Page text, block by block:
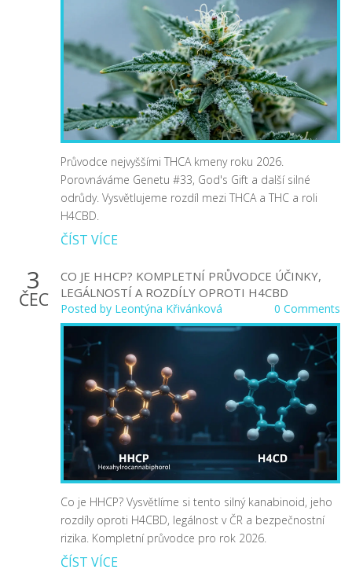
Průvodce nejvyššími THCA kmeny roku 2026.
Porovnáváme Genetu #33, God's Gift a další silné
odrůdy. Vysvětlujeme rozdíl mezi THCA a THC a roli
H4CBD.
ČÍST VÍCE
3
ČEC
CO JE HHCP? KOMPLETNÍ PRŮVODCE ÚČINKY,
LEGÁLNOSTÍ A ROZDÍLY OPROTI H4CBD
Posted by Leontýna Křivánková 0 Comments
Co je HHCP? Vysvětlíme si tento silný kanabinoid, jeho
rozdíly oproti H4CBD, legálnost v ČR a bezpečnostní
rizika. Kompletní průvodce pro rok 2026.
ČÍST VÍCE